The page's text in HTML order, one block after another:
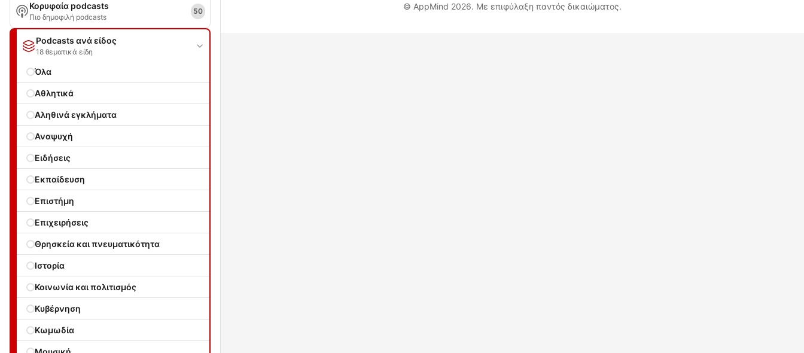
Κορυφαία podcasts
Πιο δημοφιλή podcasts
50
Podcasts ανά είδος
18 θεματικά είδη
Όλα
Αθλητικά
Αληθινά εγκλήματα
Αναψυχή
Ειδήσεις
Εκπαίδευση
Επιστήμη
Επιχειρήσεις
Θρησκεία και πνευματικότητα
Ιστορία
Κοινωνία και πολιτισμός
Κυβέρνηση
Κωμωδία
© AppMind 2026. Με επιφύλαξη παντός δικαιώματος.